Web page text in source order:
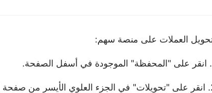
العملات على منصة سهم:
المحفظة.